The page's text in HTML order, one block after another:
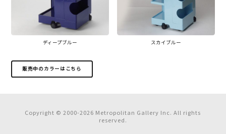
ディープブルー スカイブルー
販売中のカラーはこちら
Copyright © 2000-2026 Metropolitan Gallery Inc. All rights
reserved.